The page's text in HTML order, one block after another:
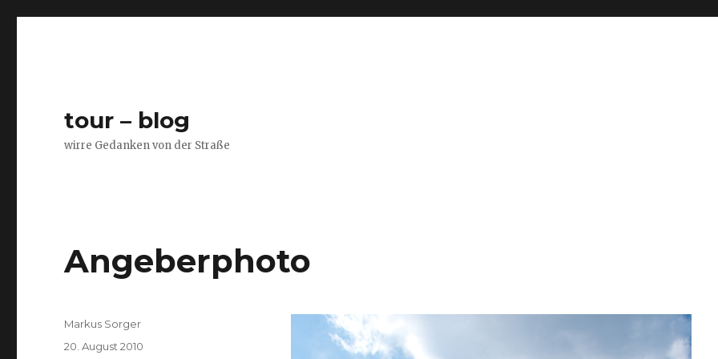
tour – blog
wirre Gedanken von der Straße
Angeberphoto
Autor
Markus Sorger
Veröffentlicht
20. August 2010